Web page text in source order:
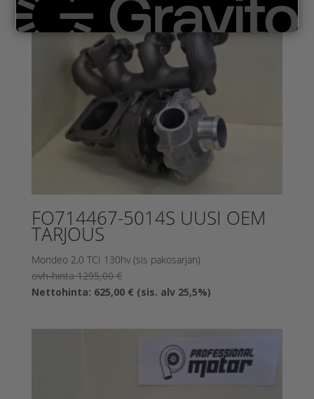
FO714467-5014S UUSI OEM
TARJOUS
Mondeo 2,0 TCI 130hv (sis pakosarjan)
ovh-hinta1295,00€Alkuperäinen
hinta
Nettohinta: 625,00 €Nykyinen
(sis. alv 25,5%)